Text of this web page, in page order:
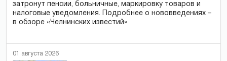
затронут пенсии, больничные, маркировку товаров и
налоговые уведомления. Подробнее о нововведениях –
в обзоре «Челнинских известий»
01 августа 2026